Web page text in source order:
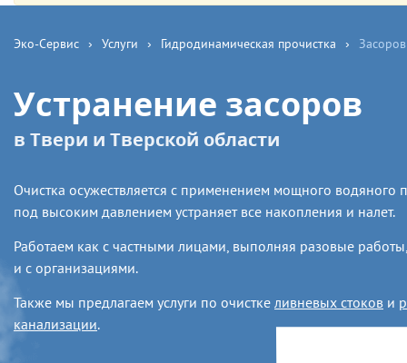
Эко-Cервис › Услуги › Гидродинамическая прочистка › Засоров
Устранение засоров
в Твери и Тверской области
Очистка осужествляется с применением мощного водяного
под высоким давлением устраняет все накопления и налет.
Работаем как с частными лицами, выполняя разовые
и с организациями.
Также мы предлагаем услуги по очистке ливневых стоков и
канализации.